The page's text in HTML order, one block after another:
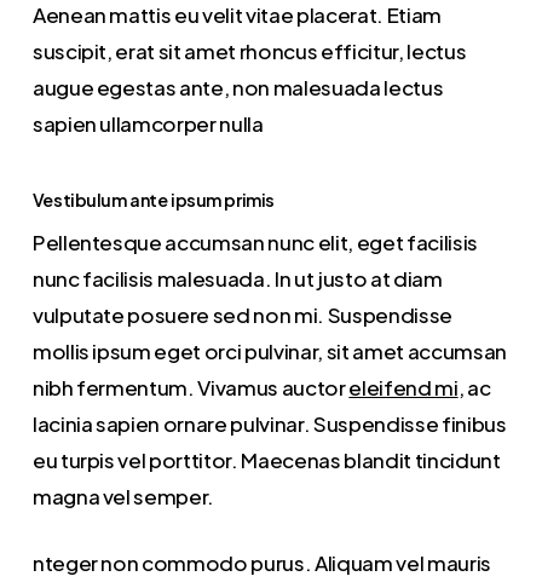
Aenean mattis eu velit vitae placerat. Etiam
suscipit, erat sit amet rhoncus efficitur, lectus
augue egestas ante, non malesuada lectus
sapien ullamcorper nulla
Vestibulum ante ipsum primis
Pellentesque accumsan nunc elit, eget facilisis
nunc facilisis malesuada. In ut justo at diam
vulputate posuere sed non mi. Suspendisse
mollis ipsum eget orci pulvinar, sit amet accumsan
nibh fermentum. Vivamus auctoreleifend mi, ac
lacinia sapien ornare pulvinar. Suspendisse finibus
eu turpis vel porttitor. Maecenas blandit tincidunt
magna vel semper.
nteger non commodo purus. Aliquam vel mauris